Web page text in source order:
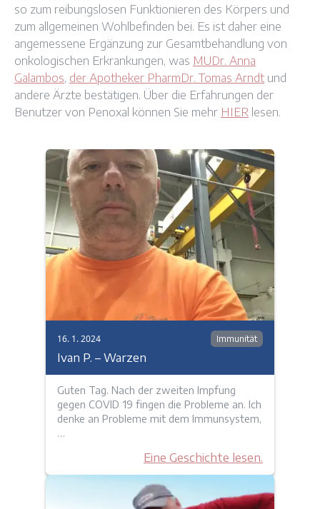
so zum reibungslosen Funktionieren des Körpers und
zum allgemeinen Wohlbefinden bei. Es ist daher eine
angemessene Ergänzung zur Gesamtbehandlung von
onkologischen Erkrankungen, was MUDr. Anna
Galambos, der Apotheker PharmDr. Tomas Arndt und
andere Ärzte bestätigen. Über die Erfahrungen der
Benutzer von Penoxal können Sie mehr HIER lesen.
16. 1. 2024 Immunität
Ivan P. – Warzen
Guten Tag. Nach der zweiten Impfung
gegen COVID 19 fingen die Probleme an. Ich
denke an Probleme mit dem Immunsystem,
…
Eine Geschichte lesen.